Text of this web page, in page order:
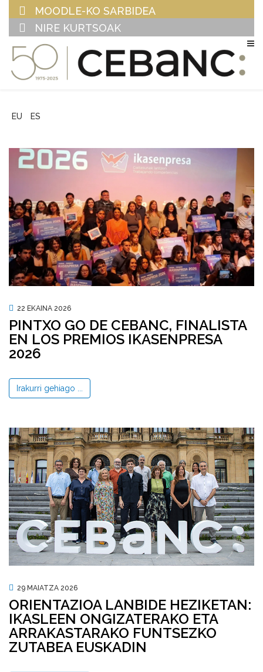
MOODLE-KO SARBIDEA
NIRE KURTSOAK
EU ES
22 EKAINA 2026
PINTXO GO DE CEBANC, FINALISTA
EN LOS PREMIOS IKASENPRESA
2026
Irakurri gehiago ...
29 MAIATZA 2026
ORIENTAZIOA LANBIDE HEZIKETAN:
IKASLEEN ONGIZATERAKO ETA
ARRAKASTARAKO FUNTSEZKO
ZUTABEA EUSKADIN